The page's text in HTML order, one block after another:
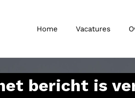
Home Vacatures
bericht is